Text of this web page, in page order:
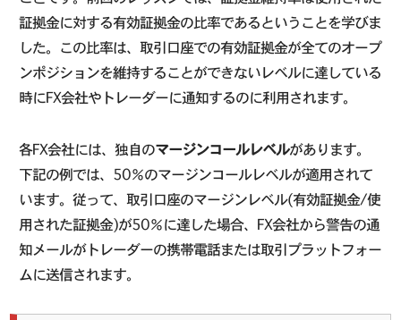
証拠金に対する有効証拠金の比率であるということを学びま
した。この比率は、取引口座での有効証拠金が全てのオープ
ンポジションを維持することができないレベルに達している
時にFX会社やトレーダーに通知するのに利用されます。
各FX会社には、独自のマージンコールレベルがあります。
下記の例では、50％のマージンコールレベルが適用されて
います。従って、取引口座のマージンレベル(有効証拠金/使
用された証拠金)が50％に達した場合、FX会社から警告の通
知メールがトレーダーの携帯電話または取引プラットフォー
ムに送信されます。